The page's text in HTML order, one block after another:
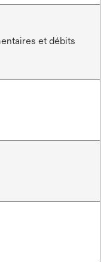
et débits